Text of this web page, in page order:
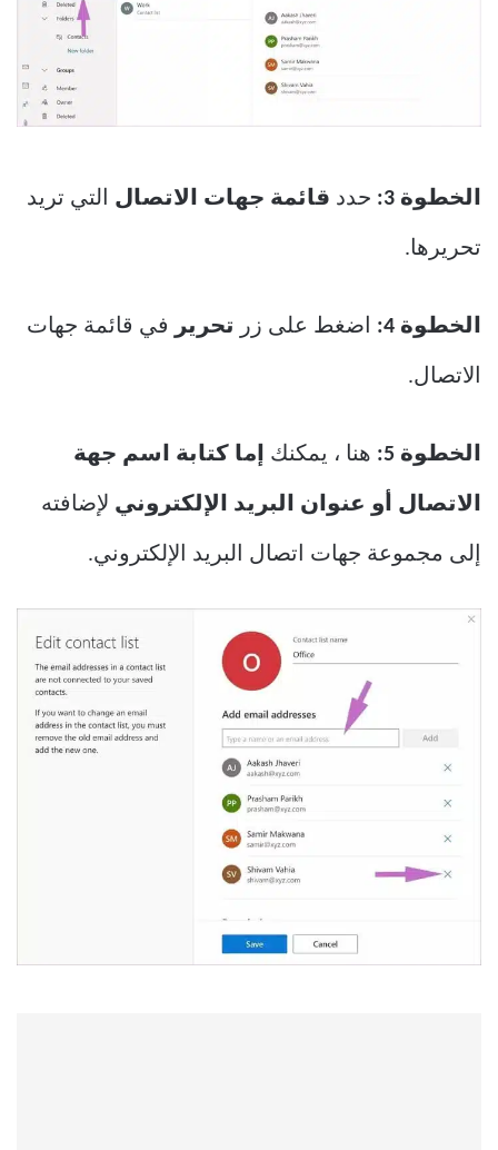
الخطوة 3: حدد قائمة جهات الاتصال التي تريد
تحريرها.
الخطوة 4: اضغط على زر تحرير في قائمة جهات
الاتصال.
الخطوة 5: هنا ، يمكنك إما كتابة اسم جهة
الاتصال أو عنوان البريد الإلكتروني لإضافته
إلى مجموعة جهات اتصال البريد الإلكتروني.